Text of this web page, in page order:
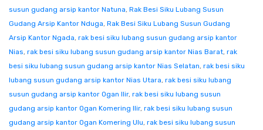
susun gudang arsip kantor Natuna, Rak Besi Siku Lubang Susun
Gudang Arsip Kantor Nduga, Rak Besi Siku Lubang Susun Gudang
Arsip Kantor Ngada, rak besi siku lubang susun gudang arsip kantor
Nias, rak besi siku lubang susun gudang arsip kantor Nias Barat, rak
besi siku lubang susun gudang arsip kantor Nias Selatan, rak besi siku
lubang susun gudang arsip kantor Nias Utara, rak besi siku lubang
susun gudang arsip kantor Ogan Ilir, rak besi siku lubang susun
gudang arsip kantor Ogan Komering Ilir, rak besi siku lubang susun
gudang arsip kantor Ogan Komering Ulu, rak besi siku lubang susun